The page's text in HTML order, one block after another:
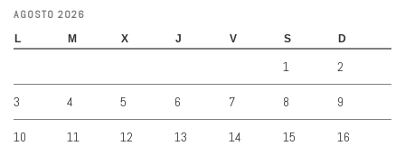
AGOSTO 2026
L M X J V S D
1 2
3 4 5 6 7 8 9
10 11 12 13 14 15 16